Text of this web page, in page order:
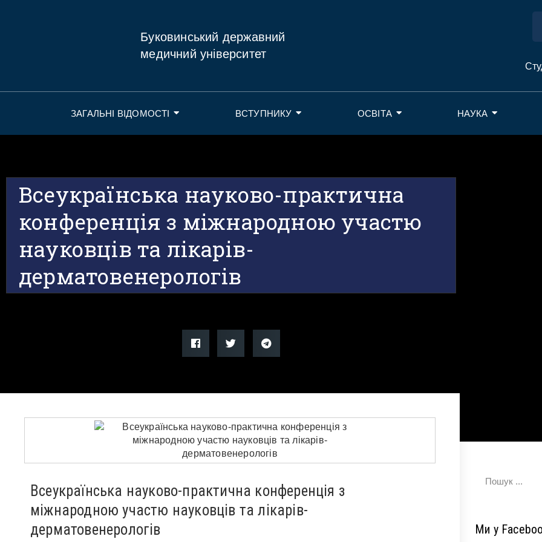
Буковинський державний
медичний університет
ЗАГАЛЬНІ ВІДОМОСТІ ВСТУПНИКУ ОСВІТА НАУКА
Всеукраїнська науково-практична
конференція з міжнародною участю
науковців та лікарів-
дерматовенерологів
Всеукраїнська науково-практична конференція з
міжнародною участю науковців та лікарів-
дерматовенерологів
Ми у